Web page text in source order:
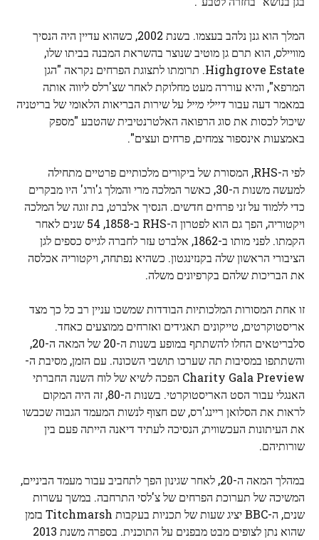
המלך הוא גנן נלהב בעצמו. בשנת 2002, כשהוא עדיין היה הנסיך
מוויילס, הוא תרם גן מוטיב שנוצר בהשראת המבנה בביתו שלו,
Highgrove Estate. תרומתו לתצוגת הפרחים נקראה "הגן
המרפא", והיא עוררה מעט מחלוקת לאחר שצ'רלס ליווה אותה
במאמר דעה עבורדיילי מייל על שירות הבריאות הלאומי של בריטניה
שיכול לכסות את סוג הרפואה האלטרנטיבית שהטבע "מספק
באמצעות אינספור צמחים, פרחים ועצים".
לפי ה-RHS, המסורת של ביקורים מלכותיים פרטיים מתחילה
למעשה משנות ה-30, כאשר המלכה מרי והמלך ג'ורג' היו מבקרים
כדי ללמוד על זני פרחים חדשים. הנסיך אלברט, בת זוגה של המלכה
ויקטוריה, הפך גם הוא לפטרון ה-RHS ב-1858, 54 שנים לאחר
הקמתו. לפני מותו ב-1862, אלברט עזר לחברה לגייס כספים לגן
הציבורי הראשון שלה בקנזינגטון. כשהיא נפתחה, ויקטוריה אכלסה
את הבריכות שלהם בקרפיונים משלה.
זו אחת המסורות המלכותיות הבודדות שמשכו עניין רב כל כך מצד
אריסטוקרטים, טייקונים תאגידים ואזרחים ממוצעים כאחד.
סלבריטאים החלו להשתתף במופע בשנות ה-20 של המאה ה-20,
והשתתפו במסיבות תה שערכו תושבי השכונה. עם הזמן, מסיבת ה-
Charity Gala Preview הפכה לשיא של לוח השנה החברתי
האנגלי עבור הסט האריסטוקרטי. בשנות ה-80, זה היה המקום
לראות את הסלואן ריינג'רס, שם חצוף לנשות המעמד הגבוה שכבשו
את העיתונות העכשווית; הנסיכה לעתיד דיאנה הייתה פעם בין
שורותיהם.
במהלך המאה ה-20, לאחר שגינון הפך לתחביב עבור מעמד הביניים,
המשיכה של תערוכת הפרחים של צ'לסי התרחבה. במשך עשרות
שנים, ה-BBC יציג שעות של תכניות בעקבות Titchmarsh בזמן
שהוא נתן לצופים מבט מבפנים על התוכנית. בספרה משנת 2013